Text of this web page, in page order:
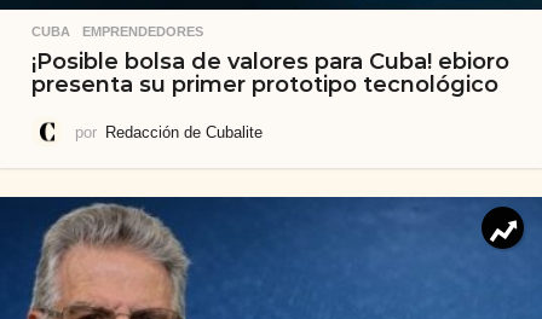
CUBA ,EMPRENDEDORES
¡Posible bolsa de valores para Cuba! ebioro
presenta su primer prototipo tecnológico
por Redacción de Cubalite